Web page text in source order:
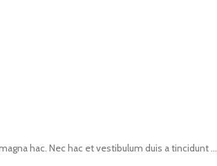
hac. Nec hac et vestibulum duis a tincidunt ...